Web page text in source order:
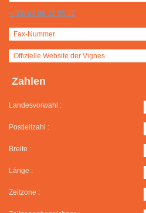
+(33) 03 86 32 55 12
Fax-Nummer
Offizielle Website der Vignes
Zahlen
Landesvorwahl :
Postleitzahl :
Breite :
Länge :
Zeitzone :